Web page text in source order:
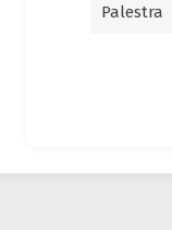
Palestra